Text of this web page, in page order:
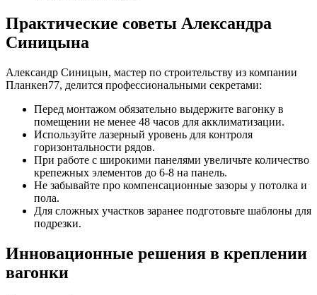
Практические советы Александра
Синицына
Александр Синицын, мастер по строительству из компании
Планкен77, делится профессиональными секретами:
Перед монтажом обязательно выдержите вагонку в
помещении не менее 48 часов для акклиматизации.
Используйте лазерный уровень для контроля
горизонтальности рядов.
При работе с широкими панелями увеличьте количество
крепежных элементов до 6-8 на панель.
Не забывайте про компенсационные зазоры у потолка и
пола.
Для сложных участков заранее подготовьте шаблоны для
подрезки.
Инновационные решения в креплении
вагонки